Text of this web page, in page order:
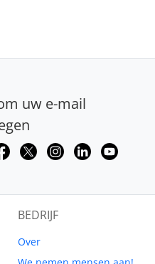
uw e-mail
BEDRIJF
Over